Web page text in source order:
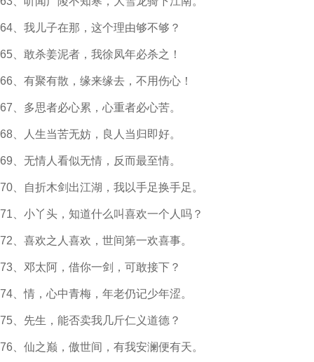
64、我儿子在那，这个理由够不够？
65、敢杀姜泥者，我徐凤年必杀之！
66、有聚有散，缘来缘去，不用伤心！
67、多思者必心累，心重者必心苦。
68、人生当苦无妨，良人当归即好。
69、无情人看似无情，反而最至情。
70、自折木剑出江湖，我以手足换手足。
71、小丫头，知道什么叫喜欢一个人吗？
72、喜欢之人喜欢，世间第一欢喜事。
73、邓太阿，借你一剑，可敢接下？
74、情，心中青梅，年老仍记少年涩。
75、先生，能否卖我几斤仁义道德？
76、仙之巅，傲世间，有我安澜便有天。